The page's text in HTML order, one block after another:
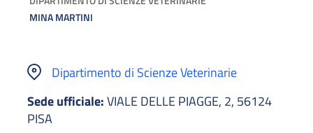
MINA MARTINI
Dipartimento di Scienze Veterinarie
Sede ufficiale:VIALE DELLE PIAGGE, 2, 56124
PISA